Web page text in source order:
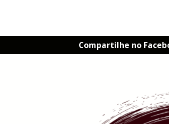
Compartilhe no